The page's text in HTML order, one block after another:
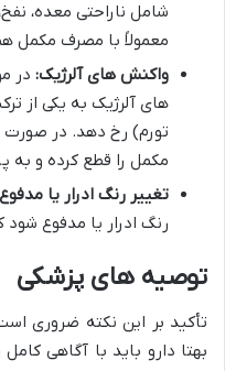
شامل ناراحتی معده،
معمولاً با مصرف مکمل
واکنش های آلرژیک: در
های آلرژیک به یکی از
تورم) رخ دهد. در صورت
مکمل را قطع کرده و به
تغییر رنگ ادرار یا
رنگ ادرار یا مدفوع
توصیه های پزشکی
تأکید بر این نکته ضروری
بهتا دارو باید با آگاهی